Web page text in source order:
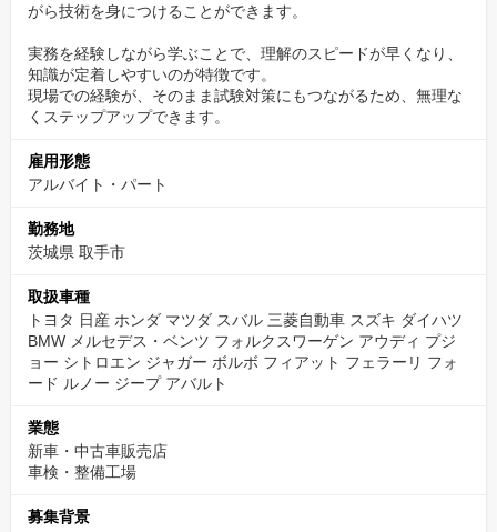
創業1977年のナオイオートは、地域から高い信頼を得ており、
景気に左右されにくい安定した経営が強み。
・長期で働きたい
・将来を見据えて技術を身につけたい
そんな方にとって、安心してキャリアを描ける会社です。
がら技術を身につけることができます。
実務を経験しながら学ぶことで、理解のスピードが早くなり、
知識が定着しやすいのが特徴です。
現場での経験が、そのまま試験対策にもつながるため、無理な
くステップアップできます。
雇用形態
アルバイト・パート
勤務地
茨城県 取手市
取扱車種
トヨタ 日産 ホンダ マツダ スバル 三菱自動車 スズキ ダイハツ
BMW メルセデス・ベンツ フォルクスワーゲン アウディ プジ
ョー シトロエン ジャガー ボルボ フィアット フェラーリ フォ
ード ルノー ジープ アバルト
業態
新車・中古車販売店
車検・整備工場
募集背景